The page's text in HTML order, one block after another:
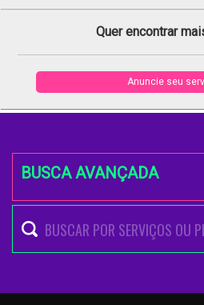
Quer encontrar
Anuncie seu
BUSCA AVANÇADA